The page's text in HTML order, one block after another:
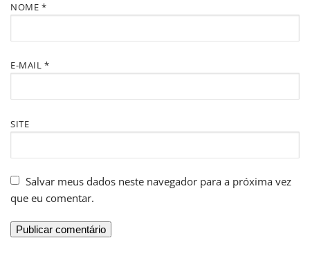
NOME *
E-MAIL *
SITE
Salvar meus dados neste navegador para a próxima vez
que eu comentar.